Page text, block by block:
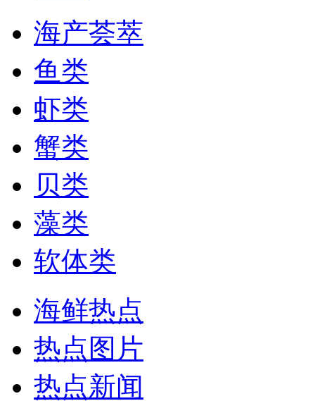
海产荟萃
鱼类
虾类
蟹类
贝类
藻类
软体类
海鲜热点
热点图片
热点新闻